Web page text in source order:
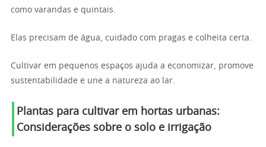
como varandas e quintais.
Elas precisam de água, cuidado com pragas e colheita certa.
Cultivar em pequenos espaços ajuda a economizar, promove
sustentabilidade e une a natureza ao lar.
Plantas para cultivar em hortas urbanas:
Considerações sobre o solo e irrigação